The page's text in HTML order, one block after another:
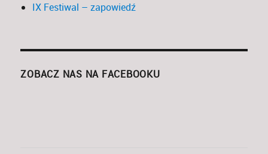
IX Festiwal – zapowiedź
ZOBACZ NAS NA FACEBOOKU